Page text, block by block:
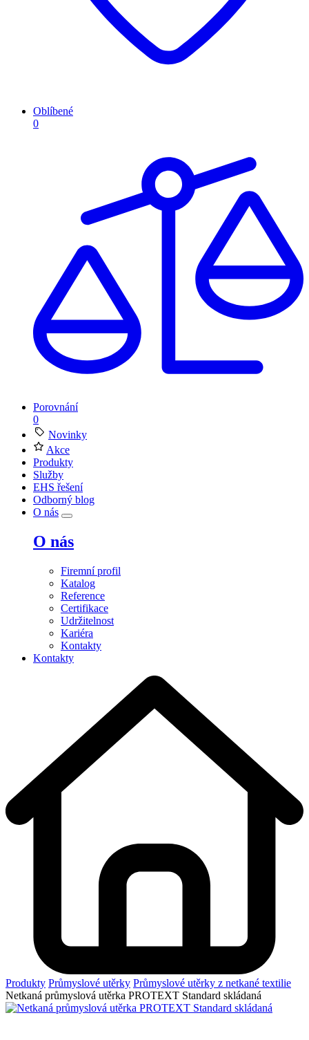
Oblíbené
0
Porovnání
0
Novinky
Akce
Produkty
Služby
EHS řešení
Odborný blog
O nás
O nás
Firemní profil
Katalog
Reference
Certifikace
Udržitelnost
Kariéra
Kontakty
Kontakty
Produkty Průmyslové utěrky Průmyslové utěrky z netkané textilie
Netkaná průmyslová utěrka PROTEXT Standard skládaná